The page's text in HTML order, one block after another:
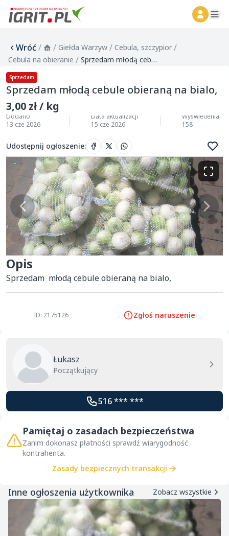
Wróć/ / Giełda Warzyw / Cebula, szczypior /
Cebula na obieranie / Sprzedam młodą cebule obieraną na bialo,
Sprzedam
Sprzedam młodą cebule obieraną na bialo,
3,00 zł / kg
Dodano
13 cze 2026
Data aktualizacji
15 cze 2026
Wyświetlenia
158
Udostępnij ogłoszenie:
Opis
Sprzedam  młodą cebule obieraną na bialo,
ID: 2175126 Zgłoś naruszenie
Łukasz
Początkujący
516 *** ***
Pamiętaj o zasadach bezpieczeństwa
Zanim dokonasz płatności sprawdź wiarygodność
kontrahenta.
Zasady bezpiecznych transakcji
Inne ogłoszenia użytkownika Zobacz wszystkie